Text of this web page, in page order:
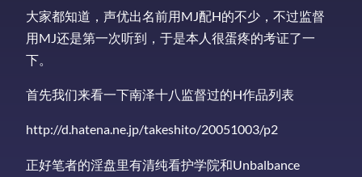
大家都知道，声优出名前用MJ配H的不少，不过监督
用MJ还是第一次听到，于是本人很蛋疼的考证了一
下。
首先我们来看一下南泽十八监督过的H作品列表
http://d.hatena.ne.jp/takeshito/20051003/p2
正好笔者的淫盘里有清纯看护学院和Unbalbance